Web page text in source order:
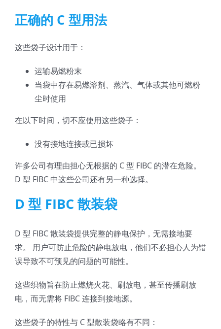
正确的 C 型用法
这些袋子设计用于：
运输易燃粉末
当袋中存在易燃溶剂、蒸汽、气体或其他可燃粉
尘时使用
在以下时间，切不应使用这些袋子：
没有接地连接或已损坏
许多公司有理由担心无根据的 C 型 FIBC 的潜在危险。
D 型 FIBC 中这些公司还有另一种选择。
D 型 FIBC 散装袋
D 型 FIBC 散装袋提供完整的静电保护，无需接地要
求。 用户可防止危险的静电放电，他们不必担心人为错
误导致不可预见的问题的可能性。
这些织物旨在防止燃烧火花、刷放电，甚至传播刷放
电，而无需将 FIBC 连接到接地源。
这些袋子的特性与 C 型散装袋略有不同：